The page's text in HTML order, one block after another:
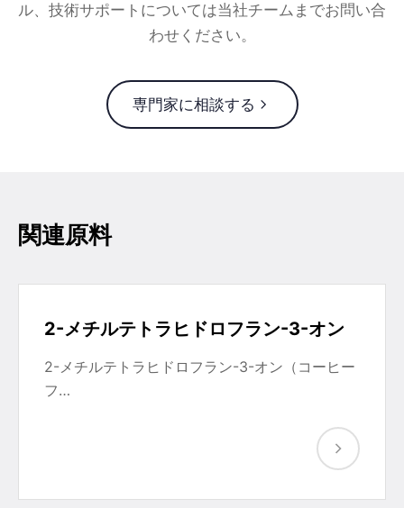
ル、技術サポートについては当社チームまでお問い合
わせください。
専門家に相談する
関連原料
2-メチルテトラヒドロフラン-3-オン
2-メチルテトラヒドロフラン-3-オン（コーヒー
フ…